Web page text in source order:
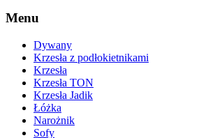
Menu
Dywany
Krzesła z podłokietnikami
Krzesła
Krzesła TON
Krzesła Jadik
Łóżka
Narożnik
Sofy